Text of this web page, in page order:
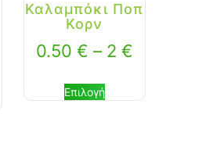
Καλαμπόκι Ποπ
Κορν
0.50 € – 2 €
Επιλογή